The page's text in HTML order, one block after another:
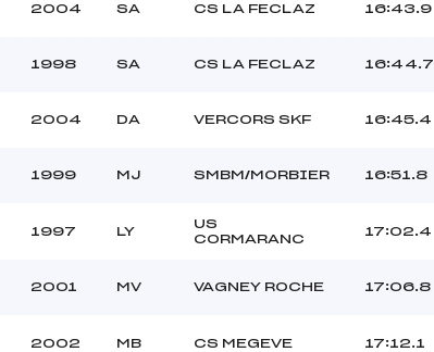
2004 SA CS LA FECLAZ 16:43.9
1998 SA CS LA FECLAZ 16:44.7
2004 DA VERCORS SKF 16:45.4
1999 MJ SMBM/MORBIER 16:51.8
1997 LY
US
CORMARANC
17:02.4
2001 MV VAGNEY ROCHE 17:06.8
2002 MB CS MEGEVE 17:12.1